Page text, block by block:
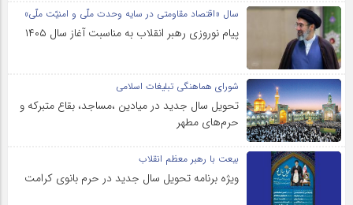
سال «اقتصاد مقاومتی در سایه وحدت ملّی و امنیّت ملّی»
پیام نوروزی رهبر انقلاب به مناسبت آغاز سال ۱۴۰۵
شورای هماهنگی تبلیغات اسلامی
تحویل سال‌ جدید در میادین ،مساجد، بقاع متبرکه‌ و
حرم‌های‌ مطهر
بیعت با رهبر معظم انقلاب
ویژه برنامه تحویل سال جدید در حرم بانوی کرامت